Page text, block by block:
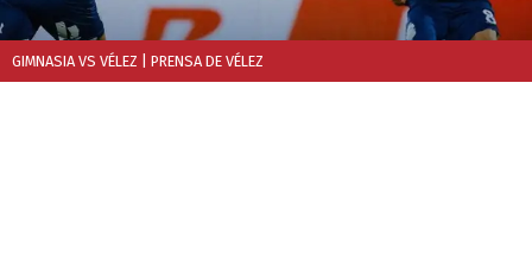
GIMNASIA VS VÉLEZ | PRENSA DE VÉLEZ